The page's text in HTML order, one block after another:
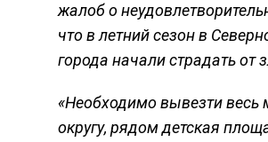
жалоб о
что в летний сезон в
города начали страдать от
«Необходимо вывезти весь
округу, рядом детская